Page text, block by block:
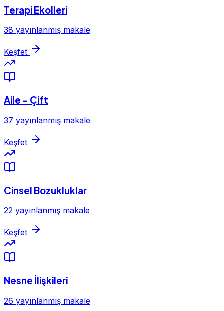
Terapi Ekolleri
38 yayınlanmış makale
Keşfet
Aile - Çift
37 yayınlanmış makale
Keşfet
Cinsel Bozukluklar
22 yayınlanmış makale
Keşfet
Nesne İlişkileri
26 yayınlanmış makale